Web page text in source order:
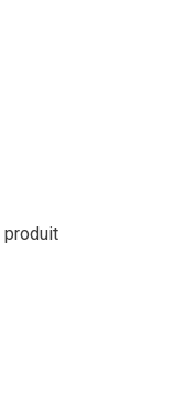
produit